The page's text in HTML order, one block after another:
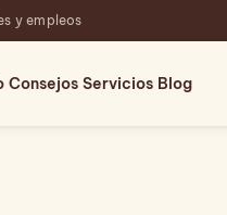
y empleos
Consejos Servicios Blog